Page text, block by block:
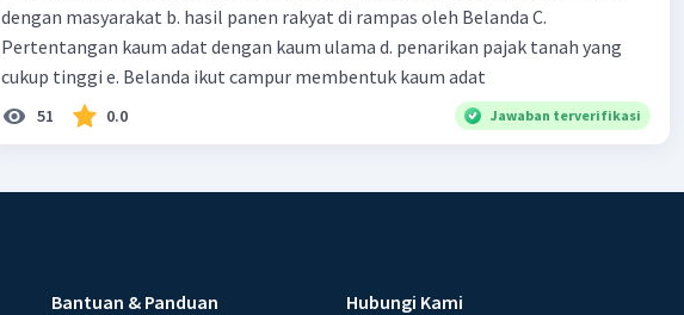
dengan masyarakat b. hasil panen rakyat di rampas oleh Belanda C.
Pertentangan kaum adat dengan kaum ulama d. penarikan pajak tanah yang
cukup tinggi e. Belanda ikut campur membentuk kaum adat
51 0.0 Jawaban terverifikasi
Bantuan & Panduan Hubungi Kami